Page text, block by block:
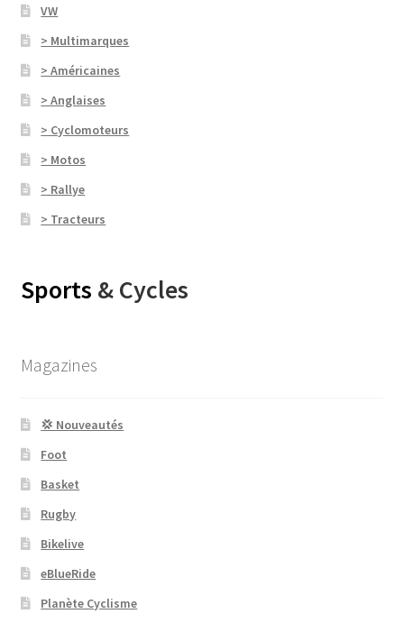
VW
> Multimarques
> Américaines
> Anglaises
> Cyclomoteurs
> Motos
> Rallye
> Tracteurs
Sports & Cycles
Magazines
💢 Nouveautés
Foot
Basket
Rugby
Bikelive
eBlueRide
Planète Cyclisme